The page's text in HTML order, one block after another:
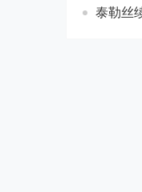
泰勒丝